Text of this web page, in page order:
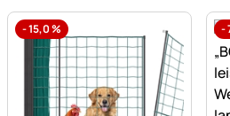
-15,0% -